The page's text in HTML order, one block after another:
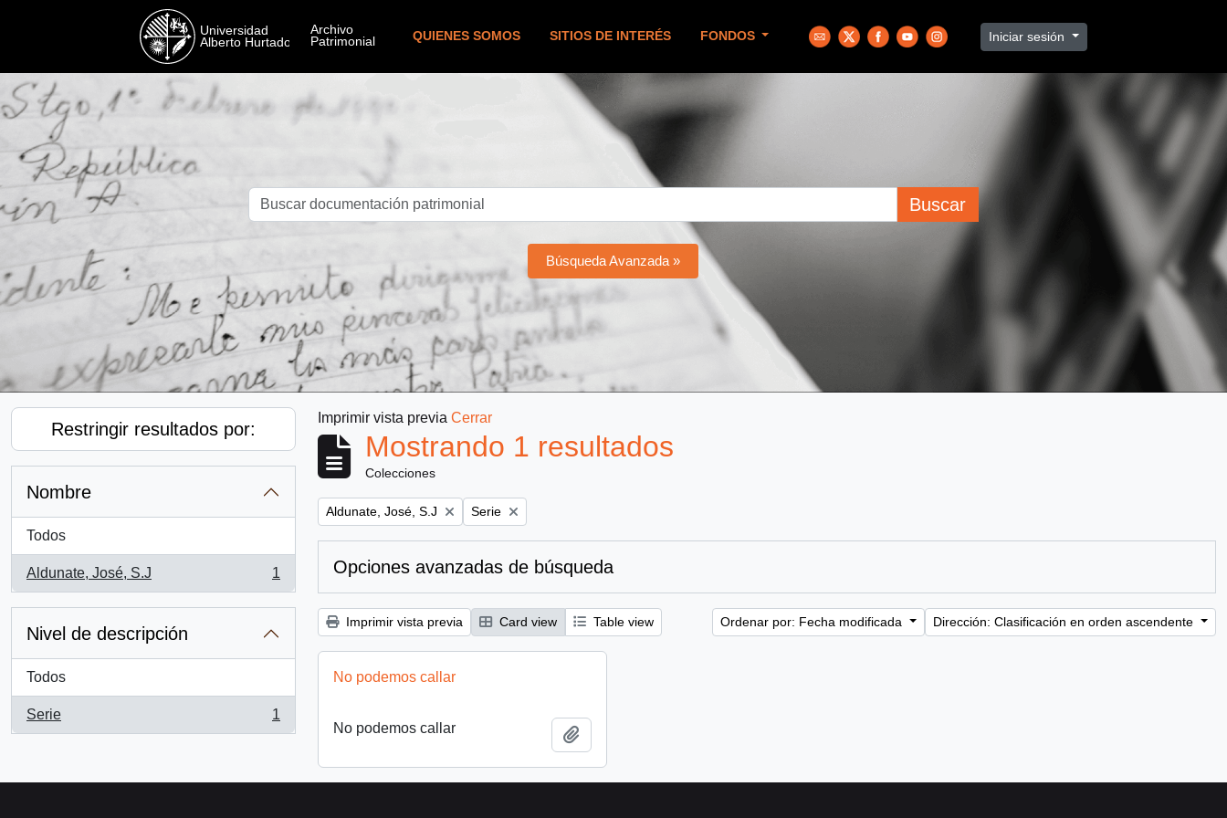
QUIENES SOMOS SITIOS DE INTERÉS FONDOS Iniciar sesión
Buscar
Búsqueda Avanzada »
Restringir resultados por:
Nombre
Todos
Aldunate, José, S.J
, 1 resultados
1
Nivel de descripción
Todos
Serie
, 1 resultados
1
Imprimir vista previa Cerrar
Mostrando 1 resultados
Colecciones
Remove filter:
Aldunate, José, S.J Remove filter:
Serie
Opciones avanzadas de búsqueda
Imprimir vista previa Card view Table view Ordenar por: Fecha modificada Dirección: Clasificación en orden ascendente
No podemos callar
No podemos callar